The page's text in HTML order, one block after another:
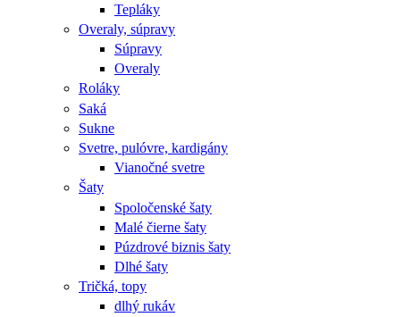
Tepláky
Overaly, súpravy
Súpravy
Overaly
Roláky
Saká
Sukne
Svetre, pulóvre, kardigány
Vianočné svetre
Šaty
Spoločenské šaty
Malé čierne šaty
Púzdrové biznis šaty
Dlhé šaty
Tričká, topy
dlhý rukáv